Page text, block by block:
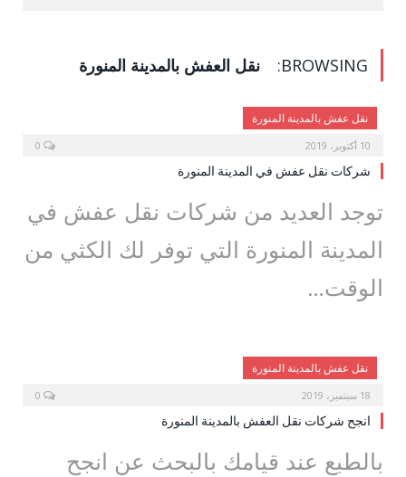
BROWSING: نقل العفش بالمدينة المنورة
نقل عفش بالمدينة المنورة
10 أكتوبر، 2019
شركات نقل عفش في المدينة المنورة
توجد العديد من شركات نقل عفش في
المدينة المنورة التي توفر لك الكثي من
الوقت…
نقل عفش بالمدينة المنورة
18 سبتمبر، 2019
انجح شركات نقل العفش بالمدينة المنورة
بالطبع عند قيامك بالبحث عن انجح